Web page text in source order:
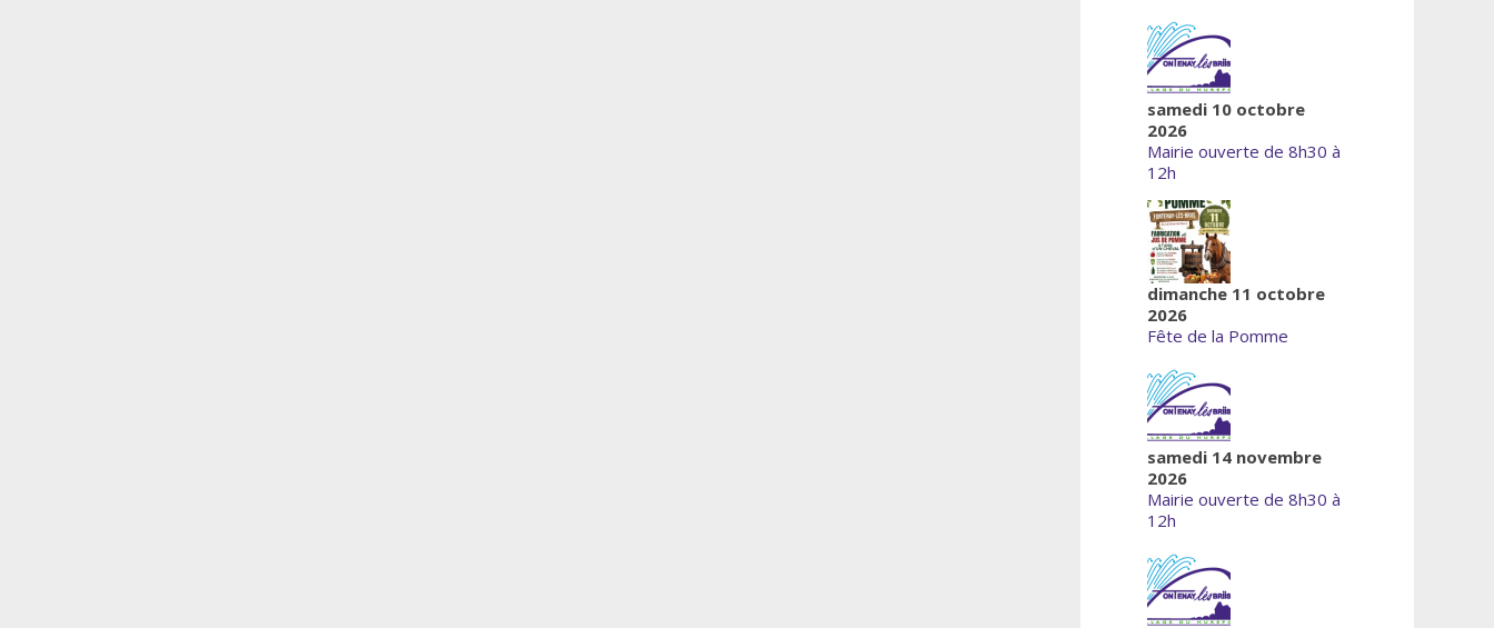
samedi 10 octobre
2026
Mairie ouverte de 8h30 à
12h
dimanche 11 octobre
2026
Fête de la Pomme
samedi 14 novembre
2026
Mairie ouverte de 8h30 à
12h